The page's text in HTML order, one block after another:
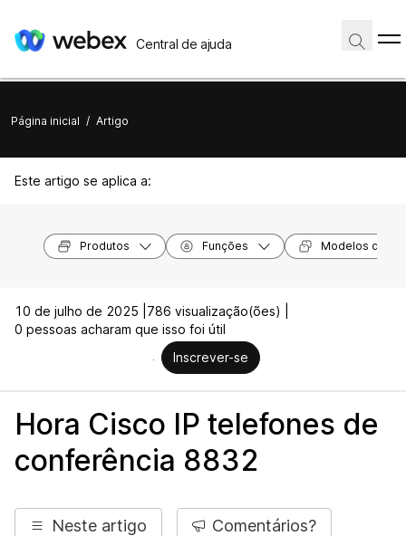
Central de ajuda
Página inicial / Artigo
Este artigo se aplica a:
Produtos Funções Modelos de
10 de julho de 2025 | 786 visualização(ões) |
0 pessoas acharam que isso foi útil
Inscrever-se
Hora Cisco IP telefones de
conferência 8832
Neste artigo Comentários?